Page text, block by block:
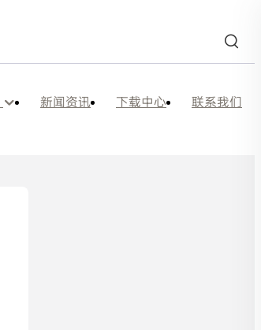
新闻资讯 下载中心 联系我们